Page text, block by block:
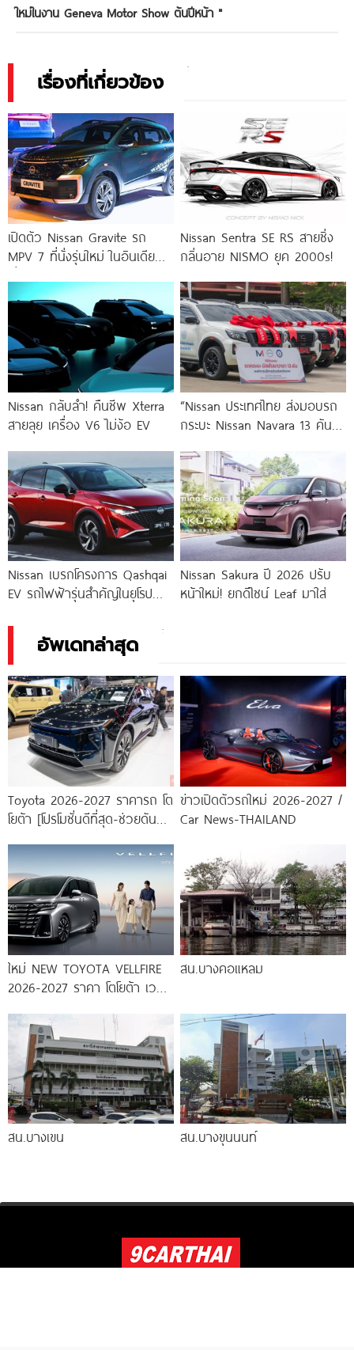
ใหม่ในงาน Geneva Motor Show ต้นปีหน้า "
เรื่องที่เกี่ยวข้อง
เปิดตัว Nissan Gravite รถ
MPV 7 ที่นั่งรุ่นใหม่ ในอินเดีย
Nissan Sentra SE RS สายซิ่ง
กลิ่นอาย NISMO ยุค 2000s!
Nissan กลับลำ! คืนชีพ Xterra
สายลุย เครื่อง V6 ไม่ง้อ EV
“Nissan ประเทศไทย ส่งมอบรถ
กระบะ Nissan Navara 13 คัน
ตาก”
Nissan เบรกโครงการ Qashqai
EV รถไฟฟ้ารุ่นสำคัญในยุโรป
ตามคาด
Nissan Sakura ปี 2026 ปรับ
หน้าใหม่! ยกดีไซน์ Leaf มาใส่
อัพเดทล่าสุด
Toyota 2026-2027 ราคารถ โต
โยต้า [โปรโมชั่นดีที่สุด-ช่วยดันทุก
ข่าวเปิดตัวรถใหม่ 2026-2027 /
Car News-THAILAND
ใหม่ NEW TOYOTA VELLFIRE
2026-2027 ราคา โตโยต้า เวล
สน.บางคอแหลม
สน.บางเขน สน.บางขุนนนท์